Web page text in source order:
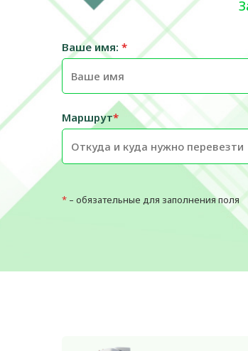
Ваше имя: *
Маршрут*
* – обязательные для заполнения поля